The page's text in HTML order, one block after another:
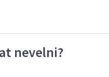
nevelni?